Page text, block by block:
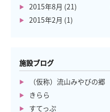
2015年8月 (21)
2015年2月 (1)
施設ブログ
（仮称）流山みやびの郷
きらら
すてっぷ